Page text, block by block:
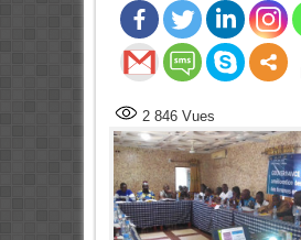
2 846Vues